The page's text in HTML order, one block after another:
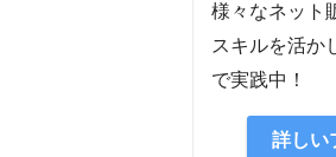
様々なネット
スキルを活か
で実践中！
詳しい